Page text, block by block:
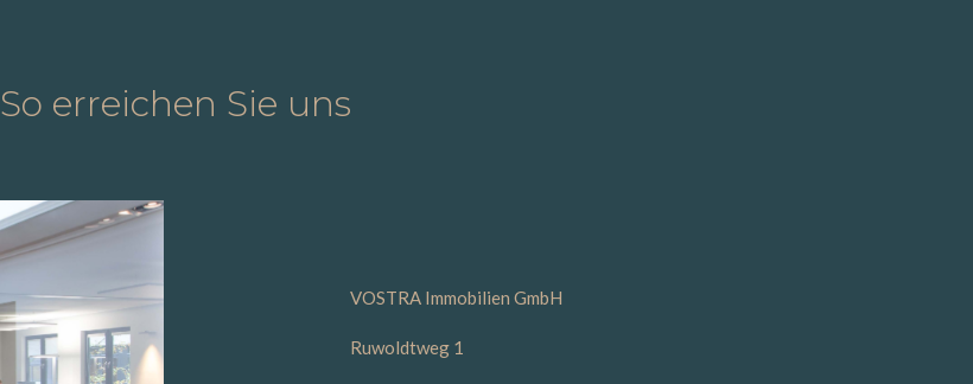
So erreichen Sie uns
VOSTRA Immobilien GmbH
Ruwoldtweg 1